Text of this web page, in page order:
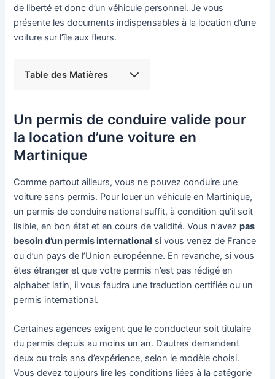
de liberté et donc d’un véhicule personnel. Je vous
présente les documents indispensables à la location d’une
voiture sur l’île aux fleurs.
Table des Matières
Un permis de conduire valide pour
la location d’une voiture en
Martinique
Comme partout ailleurs, vous ne pouvez conduire une
voiture sans permis. Pour louer un véhicule en Martinique,
un permis de conduire national suffit, à condition qu’il soit
lisible, en bon état et en cours de validité. Vous n’avezpas
besoin d’un permis international si vous venez de France
ou d’un pays de l’Union européenne. En revanche, si vous
êtes étranger et que votre permis n’est pas rédigé en
alphabet latin, il vous faudra une traduction certifiée ou un
permis international.
Certaines agences exigent que le conducteur soit titulaire
du permis depuis au moins un an. D’autres demandent
deux ou trois ans d’expérience, selon le modèle choisi.
Vous devez toujours lire les conditions liées à la catégorie